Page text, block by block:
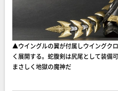
▲ウイングルの翼が付属しウイングク
く展開する。蛇腹剣は尻尾として装備
まさしく地獄の魔神だ